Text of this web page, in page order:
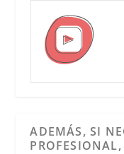
ADEMÁS, SI